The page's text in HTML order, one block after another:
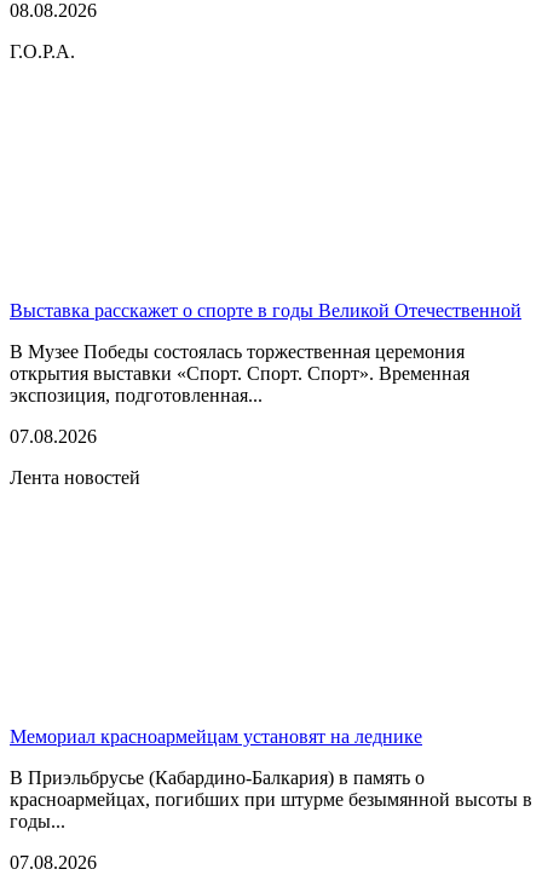
08.08.2026
Г.О.Р.А.
Выставка расскажет о спорте в годы Великой Отечественной
В Музее Победы состоялась торжественная церемония
открытия выставки «Спорт. Спорт. Спорт». Временная
экспозиция, подготовленная...
07.08.2026
Лента новостей
Мемориал красноармейцам установят на леднике
В Приэльбрусье (Кабардино-Балкария) в память о
красноармейцах, погибших при штурме безымянной высоты в
годы...
07.08.2026